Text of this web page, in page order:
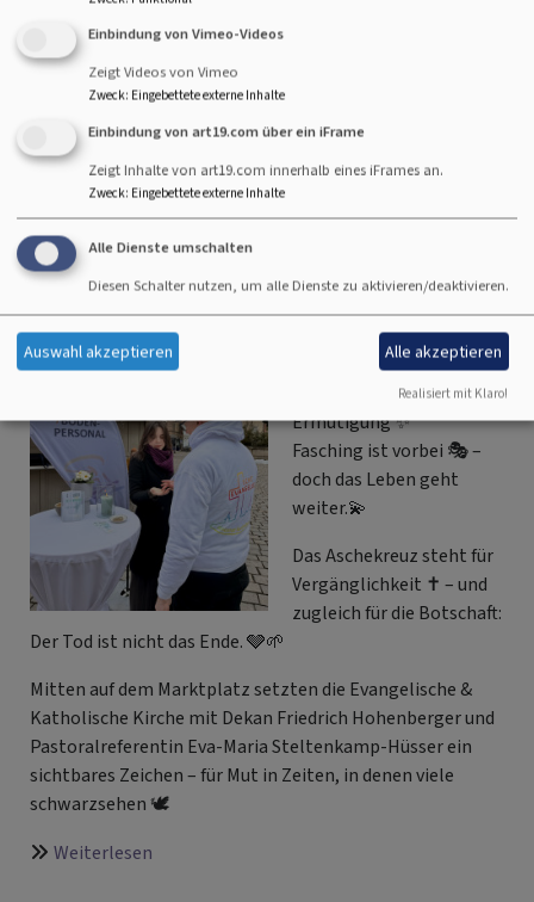
festen Platz in unserer Gemeinschaft - ein ermutigendes
Signal in bewegten Zeiten – getragen von Hoffnung,
Glauben und gegenseitiger Wertschätzung. ✨
Weiterlesen
Eine
halbe
Stunde
den
Frieden
Aschekreuz to go
für Christinnen und
Christen ein Tag der
Hoffnung und
Ermutigung ✨
Fasching ist vorbei 🎭 –
doch das Leben geht
weiter.💫
Das Aschekreuz steht für
Vergänglichkeit ✝️ – und
zugleich für die Botschaft:
Der Tod ist nicht das Ende. 🩶🌱
Mitten auf dem Marktplatz setzten die Evangelische &
Katholische Kirche mit Dekan Friedrich Hohenberger und
Pastoralreferentin Eva-Maria Steltenkamp-Hüsser ein
sichtbares Zeichen – für Mut in Zeiten, in denen viele
schwarzsehen 🕊️
Weiterlesen
Einbindung von Vimeo-Videos
Zeigt Videos von Vimeo
Zweck: Eingebettete externe Inhalte
Einbindung von art19.com über ein iFrame
Zeigt Inhalte von art19.com innerhalb eines iFrames an.
Zweck: Eingebettete externe Inhalte
Alle Dienste umschalten
Diesen Schalter nutzen, um alle Dienste zu aktivieren/deaktivieren.
Auswahl akzeptieren Alle akzeptieren
Realisiert mit Klaro!